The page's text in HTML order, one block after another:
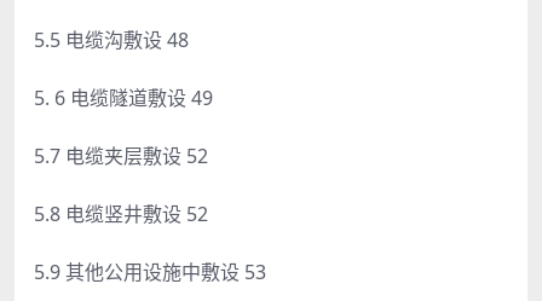
5.5 电缆沟敷设 48
5. 6 电缆隧道敷设 49
5.7 电缆夹层敷设 52
5.8 电缆竖井敷设 52
5.9 其他公用设施中敷设 53